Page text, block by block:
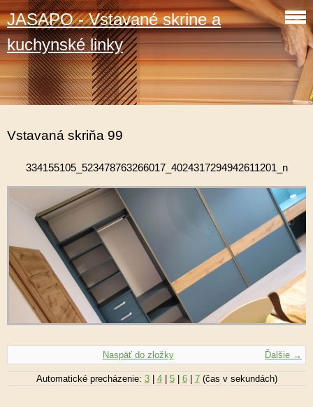
JASAPO - Vstavané skrine a
kuchynské linky
Vstavaná skriňa 99
334155105_523478763266017_4024317294942611201_n
Ďalšie →
Naspäť do zložky
Automatické precházenie: 3| 4| 5| 6| 7(čas v sekundách)